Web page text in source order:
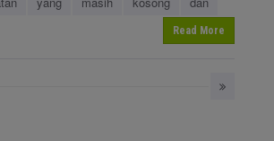
Read More